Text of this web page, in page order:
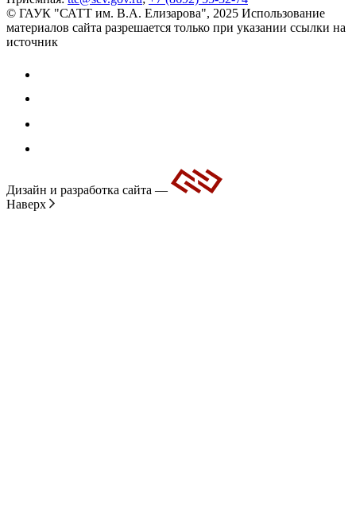
© ГАУК "САТТ им. В.А. Елизарова", 2025 Использование
материалов сайта разрешается только при указании ссылки на
источник
Дизайн и разработка сайта —
Наверх